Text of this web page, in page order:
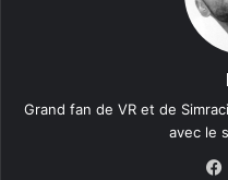
Grand fan de VR et de
avec le